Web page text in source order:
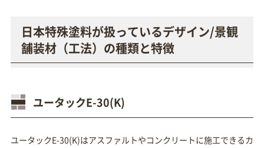
日本特殊塗料が扱っているデザイン/景観
舗装材（工法）の種類と特徴
ユータックE-30(K)
ユータックE-30(K)はアスファルトやコンクリートに施工できるカ